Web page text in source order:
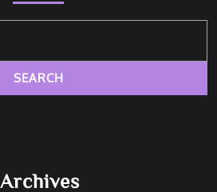
Archives